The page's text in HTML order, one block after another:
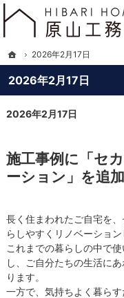
2026年2月17日
プロの目線からご提案。長野県
長野県北信の新築・注文住宅・
2026年2月17日
施工事例に「セ
ーション」を追
長く住まわれたご自宅を
らしやすくリノベーショ
これまでの暮らしの中で
し、ご自分たちの生活に
ります。
一方で、気持ちよく暮ら
ホーム
2026年2月17日